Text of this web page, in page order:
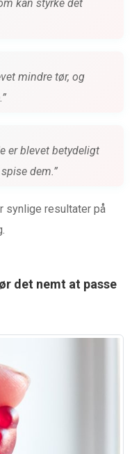
kan styrke det
mindre tør, og
er blevet betydeligt
dem.”
synlige resultater på
det nemt at passe